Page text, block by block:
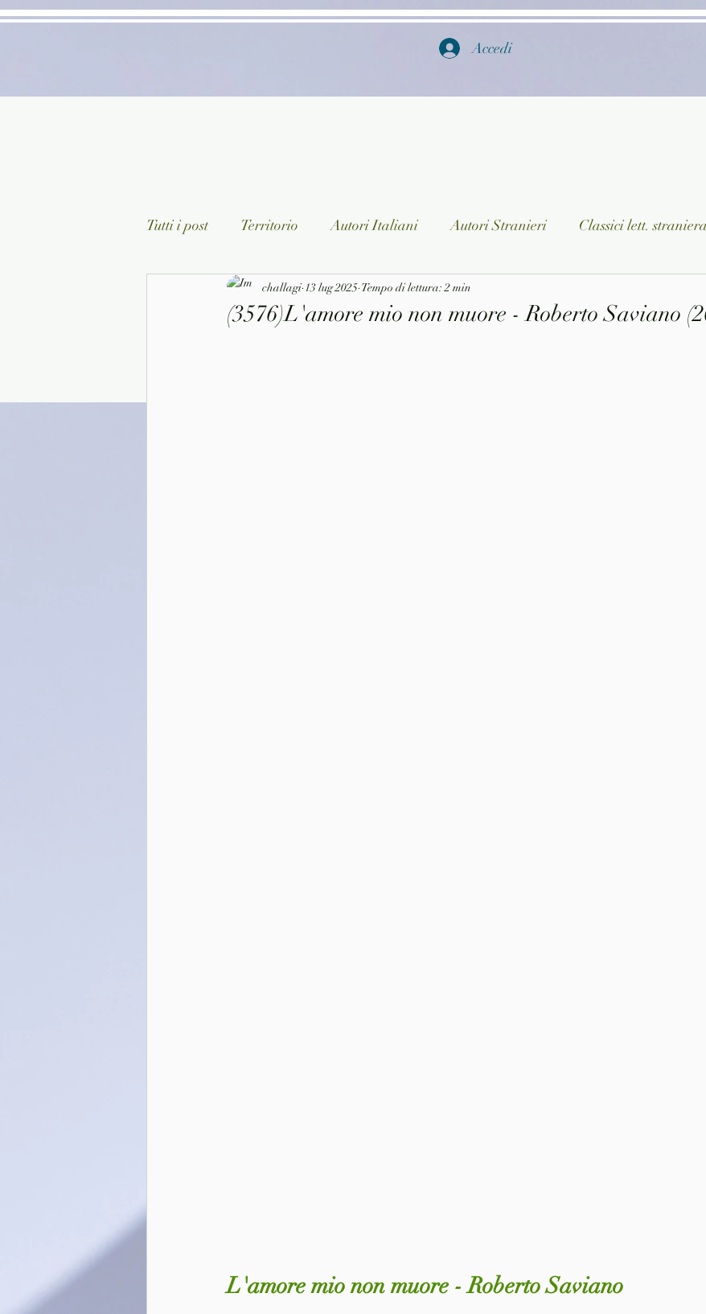
Accedi
Tutti i post Territorio Autori Italiani Autori Stranieri Classici lett. straniera
Classici lett. italiana Saggistica Ragazzi
(3576)L'amore mio non muore - Roberto Saviano
challagi 13 lug 2025 Tempo di lettura: 2 min
L'amore mio non muore - Roberto Saviano